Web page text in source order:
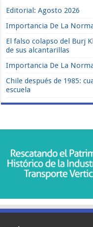
Editorial: Agosto 2026
Importancia De La
El falso colapso del Burj
de sus alcantarillas
Importancia De La
Chile después de 1985:
escuela